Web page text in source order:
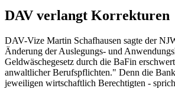
DAV verlangt Korrekturen
DAV-Vize Martin Schafhausen sagte der
Änderung der Auslegungs- und
Geldwäschegesetz durch die BaFin
anwaltlicher Berufspflichten." Denn die
jeweiligen wirtschaftlich Berechtigten -